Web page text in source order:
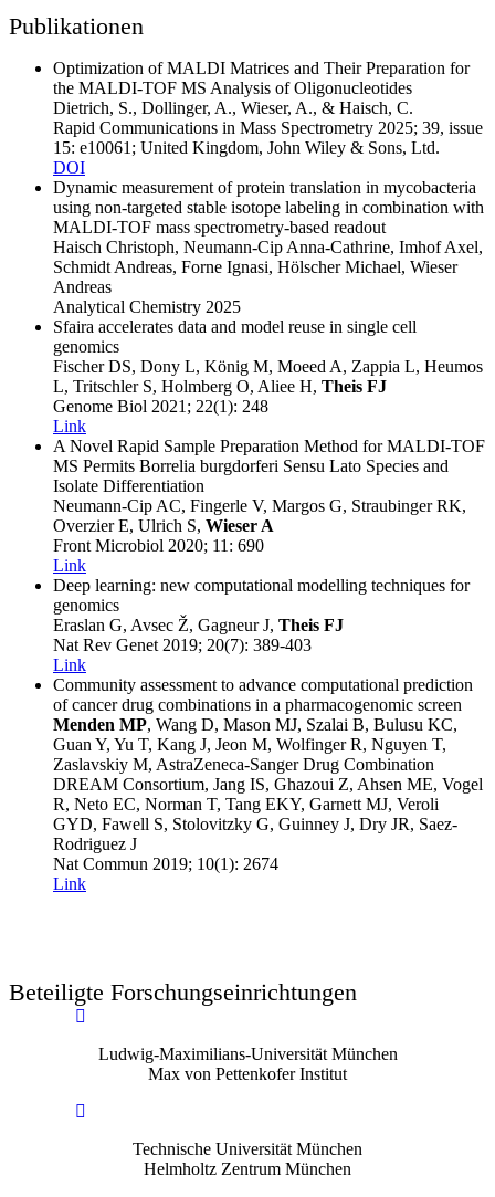
Publikationen
Optimization of MALDI Matrices and Their Preparation for
the MALDI-TOF MS Analysis of Oligonucleotides
Dietrich, S., Dollinger, A., Wieser, A., & Haisch, C.
Rapid Communications in Mass Spectrometry 2025; 39, issue
15: e10061 ; United Kingdom, John Wiley & Sons, Ltd.
DOI
Dynamic measurement of protein translation in mycobacteria
using non-targeted stable isotope labeling in combination with
MALDI-TOF mass spectrometry-based readout
Haisch Christoph, Neumann-Cip Anna-Cathrine, Imhof Axel,
Schmidt Andreas, Forne Ignasi, Hölscher Michael, Wieser
Andreas
Analytical Chemistry 2025
Sfaira accelerates data and model reuse in single cell
genomics
Fischer DS, Dony L, König M, Moeed A, Zappia L, Heumos
L, Tritschler S, Holmberg O, Aliee H, Theis FJ
Genome Biol 2021 ; 22(1): 248
Link
A Novel Rapid Sample Preparation Method for MALDI-TOF
MS Permits Borrelia burgdorferi Sensu Lato Species and
Isolate Differentiation
Neumann-Cip AC, Fingerle V, Margos G, Straubinger RK,
Overzier E, Ulrich S, Wieser A
Front Microbiol 2020; 11 : 690
Link
Deep learning: new computational modelling techniques for
genomics
Eraslan G, Avsec Ž, Gagneur J, Theis FJ
Nat Rev Genet 2019; 20(7): 389-403
Link
Community assessment to advance computational prediction
of cancer drug combinations in a pharmacogenomic screen
Menden MP, Wang D, Mason MJ, Szalai B, Bulusu KC,
Guan Y, Yu T, Kang J, Jeon M, Wolfinger R, Nguyen T,
Zaslavskiy M, AstraZeneca-Sanger Drug Combination
DREAM Consortium, Jang IS, Ghazoui Z, Ahsen ME, Vogel
R, Neto EC, Norman T, Tang EKY, Garnett MJ, Veroli
GYD, Fawell S, Stolovitzky G, Guinney J, Dry JR, Saez-
Rodriguez J
Nat Commun 2019; 10(1): 2674
Link
Beteiligte Forschungseinrichtungen
Ludwig-Maximilians-Universität München
Max von Pettenkofer Institut
Technische Universität München
Helmholtz Zentrum München